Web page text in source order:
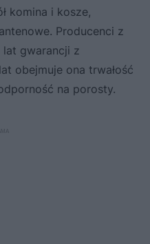
komina i kosze,
Producenci z
lat gwarancji z
obejmuje ona trwałość
na porosty.